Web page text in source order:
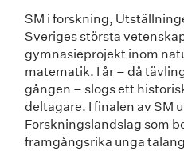
SM i forskning,
Sveriges största
gymnasieprojekt inom
matematik. I år – då
gången – slogs ett
deltagare. I finalen av SM
Forskningslandslag som
framgångsrika unga